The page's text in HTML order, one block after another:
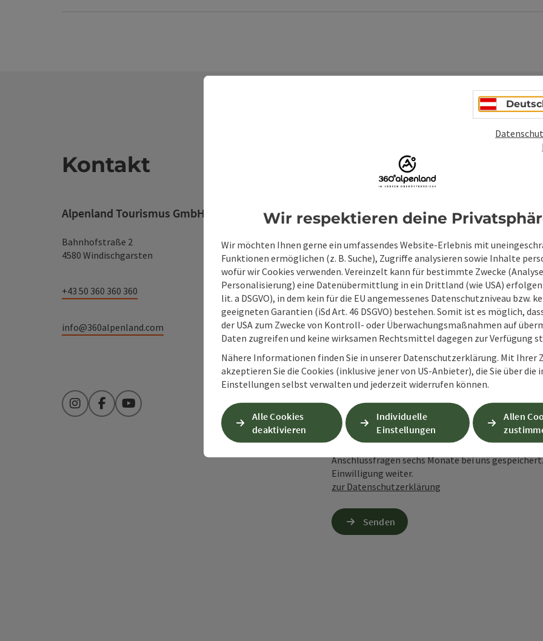
Kontakt
Alpenland Tourismus GmbH
Bahnhofstraße 2
4580 Windischgarsten
+43 50 360 360 360
info@360alpenland.com
InstagramFacebookYouTube
Unverbindliche
Felder mit sind Pflichtfelder
Vorname Nachname
Unverbindliche Anfrage *
Zum Schutz vor Spam wird Google
personenbezogene Daten (z. B. die IP-
Absenden des Formulars werden die dafür
ist eine Kontaktaufnahme jederzeit per E-
Wenn Sie per Formular auf der Website oder per
Ihre angegebenen Daten zwecks Bearbeitung der
Anschlussfragen sechs Monate bei uns
Einwilligung weiter.
zur Datenschutzerklärung
Senden
Wir respektieren deine
Wir möchten Ihnen gerne ein umfassendes Website-Erlebnis mit
Funktionen ermöglichen (z. B. Suche), Zugriffe analysieren sowie Inhalte
wofür wir Cookies verwenden. Vereinzelt kann für bestimmte Zwecke
Personalisierung) eine Datenübermittlung in ein Drittland (wie USA) erfolgen
lit. a DSGVO), in dem kein für die EU angemessenes Datenschutzniveau bzw.
geeigneten Garantien (iSd Art. 46 DSGVO) bestehen. Somit ist es möglich,
der USA zum Zwecke von Kontroll- oder Überwachungsmaßnahmen auf
Daten zugreifen und keine wirksamen Rechtsmittel dagegen zur Verfügung
Nähere Informationen finden Sie in unserer Datenschutzerklärung. Mit Ihrer
akzeptieren Sie die Cookies (inklusive jener von US-Anbieter), die Sie über die
Einstellungen selbst verwalten und jederzeit widerrufen können.
Alle Cookies
deaktivieren
Individuelle
Einstellungen
Allen